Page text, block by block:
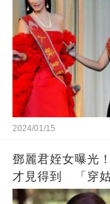
2024/01/15
鄧麗君姪女曝光
才見得到 「穿姑
錯!